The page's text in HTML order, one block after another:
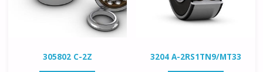
305802 C-2Z 3204 A-2RS1TN9/MT33